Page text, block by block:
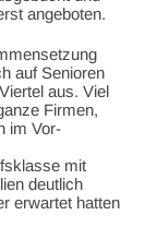
angeboten.
auf Senioren
aus. Viel
Firmen,
im Vor-
mit
deutlich
erwartet hatten